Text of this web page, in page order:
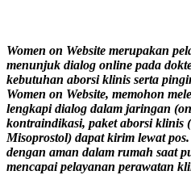
Women on Website merupakan
menunjuk dialog online pada
kebutuhan aborsi klinis serta
Women on Website, memohon
lengkapi dialog dalam jaringan
kontraindikasi, paket aborsi klinis
Misoprostol) dapat kirim lewat
dengan aman dalam rumah saat
mencapai pelayanan perawatan